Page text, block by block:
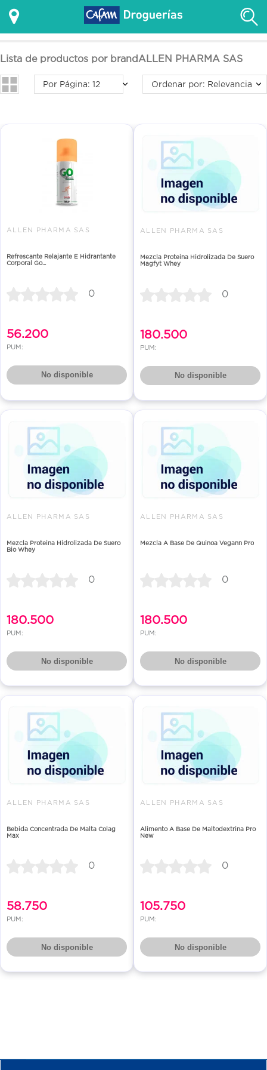
Lista de productos por brandALLEN PHARMA SAS
Por Página: 12 Ordenar por: Relevancia
ALLEN PHARMA SAS
Refrescante Relajante E Hidrantante
Corporal Go...
0
56.200
PUM:
No disponible
ALLEN PHARMA SAS
Mezcla Proteina Hidrolizada De Suero
Magfyt Whey
0
180.500
PUM:
No disponible
ALLEN PHARMA SAS
Mezcla Proteina Hidrolizada De Suero
Bio Whey
0
180.500
PUM:
No disponible
ALLEN PHARMA SAS
Mezcla A Base De Quinoa Vegann Pro
0
180.500
PUM:
No disponible
ALLEN PHARMA SAS
Bebida Concentrada De Malta Colag
Max
0
58.750
PUM:
No disponible
ALLEN PHARMA SAS
Alimento A Base De Maltodextrina Pro
New
0
105.750
PUM:
No disponible